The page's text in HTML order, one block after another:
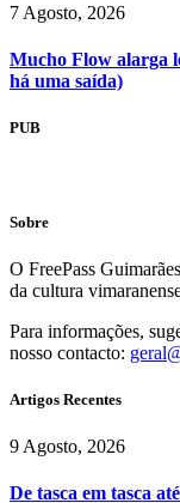
7 Agosto, 2026
Mucho Flow alarga
há uma saída)
PUB
Sobre
O FreePass
da cultura
Para informações,
nosso contacto:
Artigos Recentes
9 Agosto, 2026
De tasca em tasca